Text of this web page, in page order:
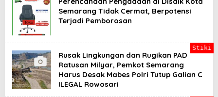
Semarang Tidak Cermat, Berpotensi
Terjadi Pemborosan
Rusak Lingkungan dan Rugikan PAD
Ratusan Milyar, Pemkot Semarang
Harus Desak Mabes Polri Tutup Galian C
ILEGAL Rowosari
Stiki